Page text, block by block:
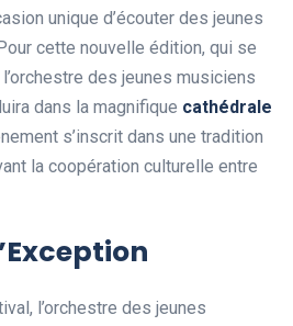
unique d’écouter des jeunes
cette nouvelle édition, qui se
l’orchestre des jeunes musiciens
dans la magnifique cathédrale
s’inscrit dans une tradition
la coopération culturelle entre
l’orchestre des jeunes